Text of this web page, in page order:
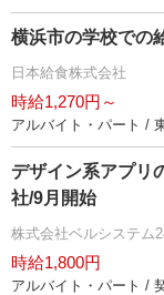
横浜市の学校での
日本給食株式会社
時給1,270円～
アルバイト・パート /
デザイン系アプリ
社/9月開始
株式会社ベルシステム
時給1,800円
アルバイト・パート /